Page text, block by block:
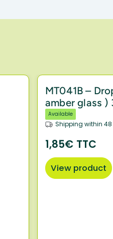
MT041B –
amber glass )
Available
Shipping within
1,85€ TTC
View product